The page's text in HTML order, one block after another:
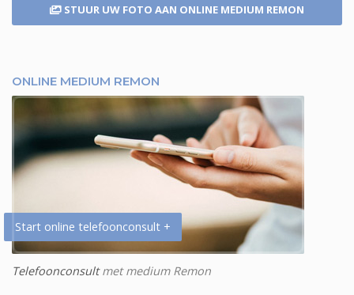
STUUR UW FOTO AAN ONLINE MEDIUM REMON
ONLINE MEDIUM REMON
Start online telefoonconsult +
Telefoonconsultmet medium Remon